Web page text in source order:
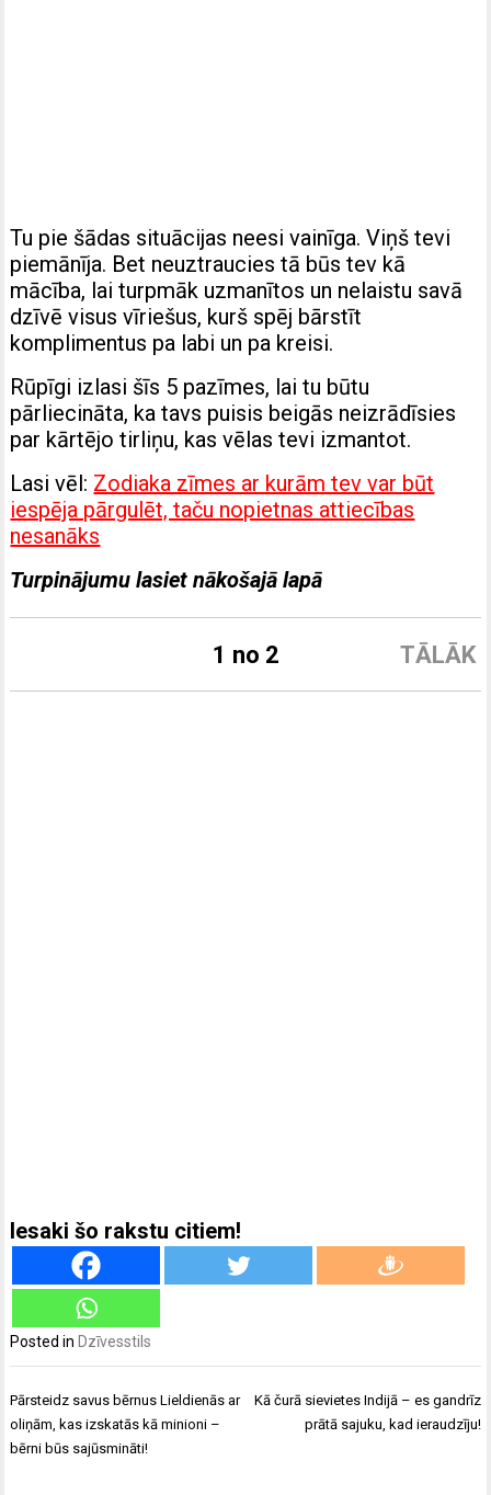
Tu pie šādas situācijas neesi vainīga. Viņš tevi
piemānīja. Bet neuztraucies tā būs tev kā
mācība, lai turpmāk uzmanītos un nelaistu savā
dzīvē visus vīriešus, kurš spēj bārstīt
komplimentus pa labi un pa kreisi.
Rūpīgi izlasi šīs 5 pazīmes, lai tu būtu
pārliecināta, ka tavs puisis beigās neizrādīsies
par kārtējo tirliņu, kas vēlas tevi izmantot.
Lasi vēl: Zodiaka zīmes ar kurām tev var būt
iespēja pārgulēt, taču nopietnas attiecības
nesanāks
Turpinājumu lasiet nākošajā lapā
TĀLĀK
1 no 2
Iesaki šo rakstu citiem!
Posted in Dzīvesstils
Ziņu
izvēlne
Pārsteidz savus bērnus Lieldienās ar
oliņām, kas izskatās kā minioni –
bērni būs sajūsmināti!
Kā čurā sievietes Indijā – es gandrīz
prātā sajuku, kad ieraudzīju!